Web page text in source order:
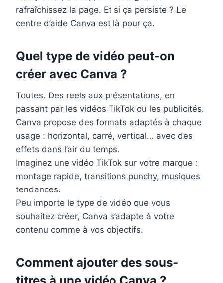
rafraîchissez la page. Et si ça persiste ? Le
centre d’aide Canva est là pour ça.
Quel type de vidéo peut-on
créer avec Canva ?
Toutes. Des reels aux présentations, en
passant par les vidéos TikTok ou les publicités.
Canva propose des formats adaptés à chaque
usage : horizontal, carré, vertical… avec des
effets dans l’air du temps.
Imaginez une vidéo TikTok sur votre marque :
montage rapide, transitions punchy, musiques
tendances.
Peu importe le type de vidéo que vous
souhaitez créer, Canva s’adapte à votre
contenu comme à vos objectifs.
Comment ajouter des sous-